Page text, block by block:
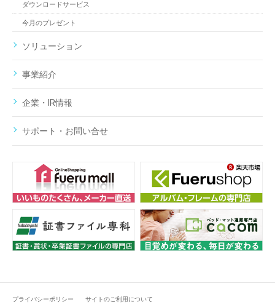
ダウンロードサービス
今月のプレゼント
ソリューション
事業紹介
企業・IR情報
サポート・お問い合せ
プライバシーポリシー サイトのご利用について